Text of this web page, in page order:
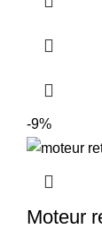
-9%
Moteur